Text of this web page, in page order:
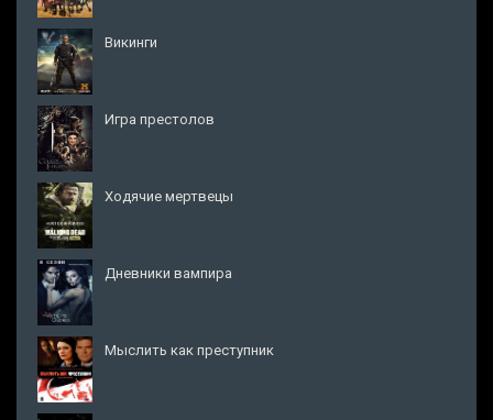
Викинги
Игра престолов
Ходячие мертвецы
Дневники вампира
Мыслить как преступник